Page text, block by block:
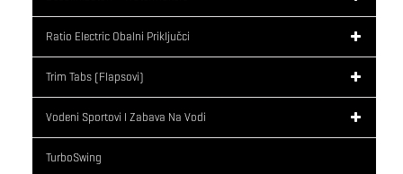
Ratio Electric Obalni Priključci
Trim Tabs (flapsovi)
Vodeni Sportovi I Zabava Na Vodi
TurboSwing